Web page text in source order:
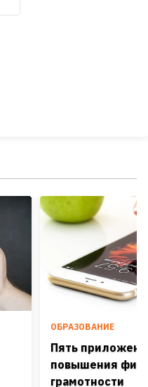
ОБРАЗОВАНИЕ
Пять
повышения
грамотности